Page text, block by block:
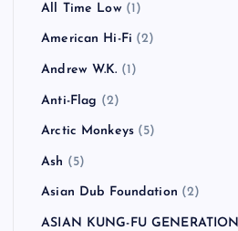
All Time Low(1)
American Hi-Fi (2)
Andrew W.K. (1)
Anti-Flag (2)
Arctic Monkeys (5)
Ash (5)
Asian Dub Foundation (2)
ASIAN KUNG-FU GENERATION